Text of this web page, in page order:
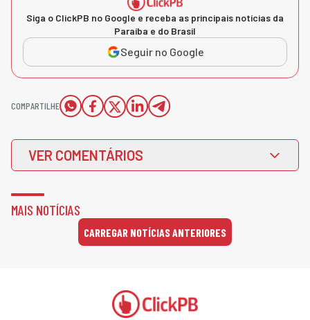
Siga o ClickPB no Google e receba as principais notícias da
Paraíba e do Brasil
Seguir no Google
COMPARTILHE
VER COMENTÁRIOS
MAIS NOTÍCIAS
CARREGAR NOTÍCIAS ANTERIORES